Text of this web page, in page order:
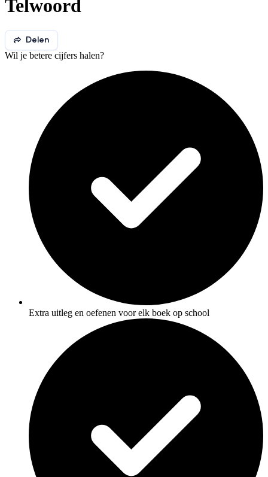
Telwoord
Delen
Wil je betere cijfers halen?
Extra uitleg en oefenen voor elk boek op school